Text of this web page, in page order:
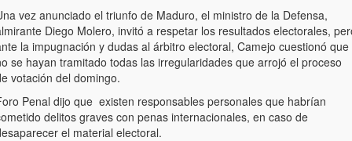
vez anunciado el triunfo de Maduro, el ministro de la Defensa,
Diego Molero, invitó a respetar los resultados electorales,
la impugnación y dudas al árbitro electoral, Camejo cuestionó que
se hayan tramitado todas las irregularidades que arrojó el proceso
votación del domingo.
Penal dijo que existen responsables personales que habrían
delitos graves con penas internacionales, en caso de
el material electoral.